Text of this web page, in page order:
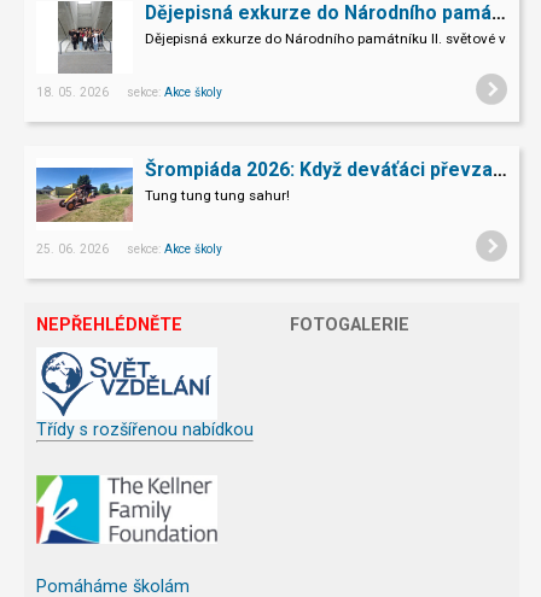
Dějepisná exkurze do Národního památníku II. sv. války v Hrabyni
Dějepisná exkurze do Národního památníku II. světové války
18. 05. 2026 sekce: Akce školy
Šrompiáda 2026: Když deváťáci převzali velení
Tung tung tung sahur!
25. 06. 2026 sekce: Akce školy
NEPŘEHLÉDNĚTE
Třídy s rozšířenou nabídkou
Pomáháme školám
FOTOGALERIE